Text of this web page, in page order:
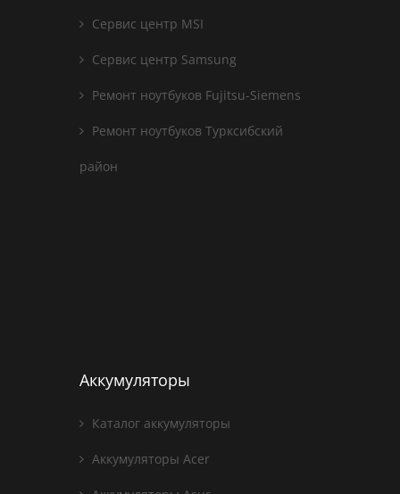
Сервис центр MSI
Сервис центр Samsung
Ремонт ноутбуков Fujitsu-Siemens
Ремонт ноутбуков Турксибский
район
Аккумуляторы
Каталог аккумуляторы
Аккумуляторы Acer